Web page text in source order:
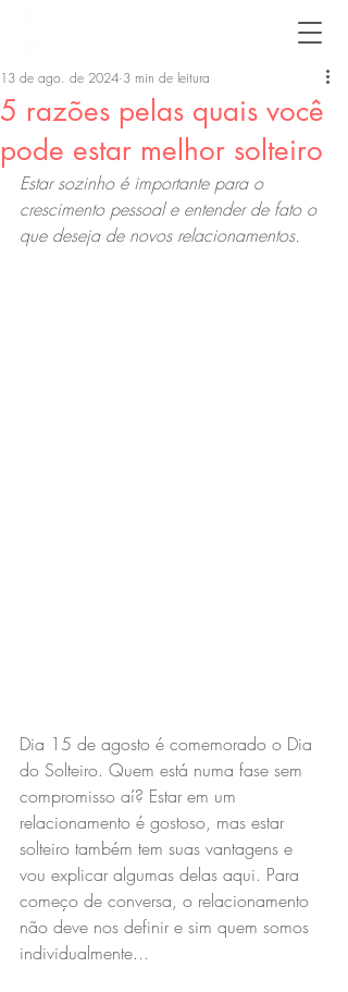
5 razões pelas quais você
pode estar melhor solteiro
13 de ago. de 2024 3 min de leitura
Estar sozinho é importante para o
crescimento pessoal e entender de fato o
que deseja de novos relacionamentos.
Dia 15 de agosto é comemorado o Dia
do Solteiro. Quem está numa fase sem
compromisso aí? Estar em um
relacionamento é gostoso, mas estar
solteiro também tem suas vantagens e
vou explicar algumas delas aqui. Para
começo de conversa, o relacionamento
não deve nos definir e sim quem somos
individualmente...